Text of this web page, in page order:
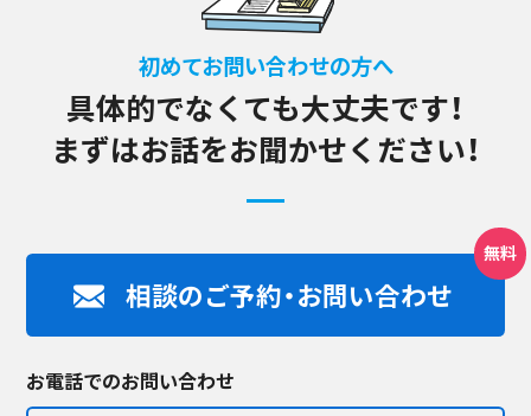
初めてお問い合わせの方へ
具体的でなくても大丈夫です！
まずはお話をお聞かせください！
相談のご予約・お問い合わせ
お電話でのお問い合わせ